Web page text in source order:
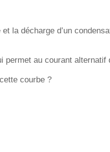
la décharge d’un
permet au courant alternatif
courbe ?